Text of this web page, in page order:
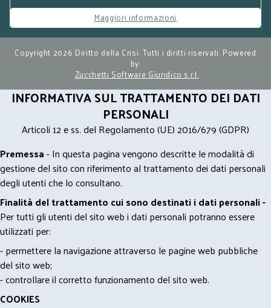
Maggiori informazioni
Copyright 2026 Diritto della Crisi. Tutti i diritti riservati. Powered
by:
Zucchetti Software Giuridico s.r.l.
INFORMATIVA SUL TRATTAMENTO DEI DATI
PERSONALI
Articoli 12 e ss. del Regolamento (UE) 2016/679 (GDPR)
Premessa- In questa pagina vengono descritte le modalità di
gestione del sito con riferimento al trattamento dei dati personali
degli utenti che lo consultano.
Finalità del trattamento cui sono destinati i dati personali -
Per tutti gli utenti del sito web i dati personali potranno essere
utilizzati per:
- permettere la navigazione attraverso le pagine web pubbliche
del sito web;
- controllare il corretto funzionamento del sito web.
COOKIES